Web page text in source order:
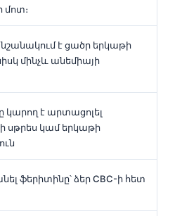
մոտ։
է ցածր երկաթի
մինչև անեմիայի
կարող է արտացոլել
սթրես կամ երկաթի
ֆերիտինը՝ ձեր CBC-ի հետ